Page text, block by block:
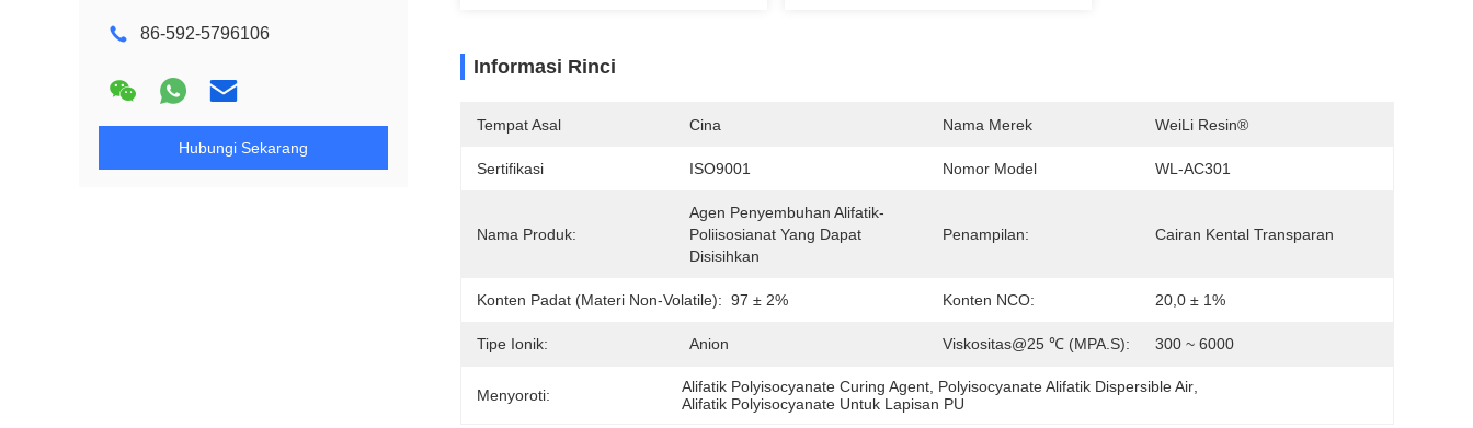
86-592-5796106
Hubungi Sekarang
Informasi Rinci
Tempat Asal Cina Nama Merek WeiLi Resin®
Sertifikasi ISO9001 Nomor Model WL-AC301
Nama Produk:
Agen Penyembuhan Alifatik-
Poliisosianat Yang Dapat
Disisihkan
Penampilan: Cairan Kental Transparan
Konten Padat (materi Non-Volatile): 97 ± 2% Konten NCO: 20,0 ± 1%
Tipe Ionik: Anion Viskositas@25 ℃ (MPA.S): 300 ~ 6000
Menyoroti: Alifatik Polyisocyanate Curing Agent Polyisocyanate Alifatik Dispersible Air
Alifatik Polyisocyanate Untuk Lapisan PU